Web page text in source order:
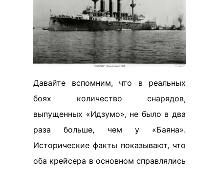
Давайте вспомним, что в реальных
боях количество снарядов,
выпущенных «Идзумо», не было в два
раза больше, чем у «Баяна».
Исторические факты показывают, что
оба крейсера в основном справлялись